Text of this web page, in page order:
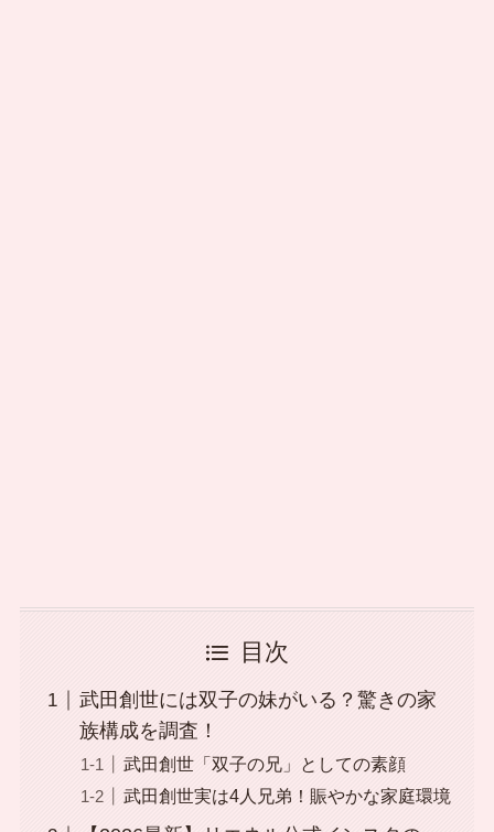
目次
武田創世には双子の妹がいる？驚きの家
族構成を調査！
武田創世「双子の兄」としての素顔
武田創世実は4人兄弟！賑やかな家庭環境